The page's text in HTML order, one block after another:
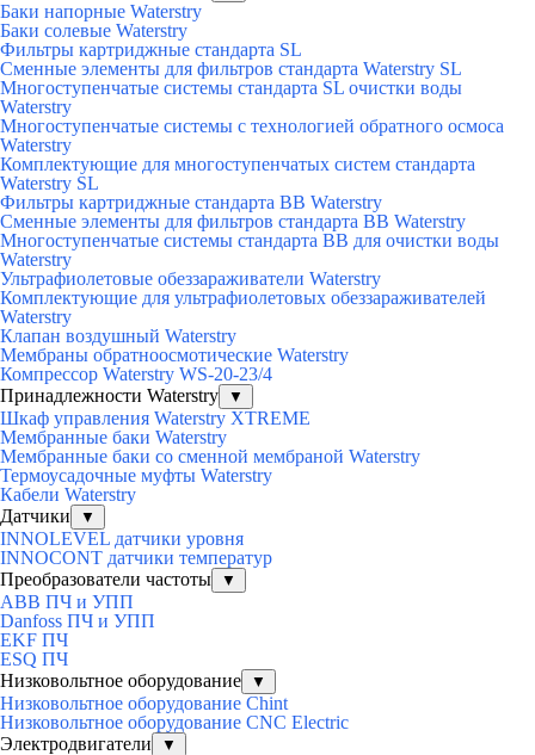
Баки напорные Waterstry
Баки солевые Waterstry
Фильтры картриджные стандарта SL
Cменные элементы для фильтров стандарта Waterstry SL
Многоступенчатые системы стандарта SL очистки воды
Waterstry
Многоступенчатые системы с технологией обратного осмоса
Waterstry
Комплектующие для многоступенчатых систем стандарта
Waterstry SL
Фильтры картриджные стандарта BB Waterstry
Cменные элементы для фильтров стандарта BB Waterstry
Многоступенчатые системы стандарта BB для очистки воды
Waterstry
Ультрафиолетовые обеззараживатели Waterstry
Комплектующие для ультрафиолетовых обеззараживателей
Waterstry
Клапан воздушный Waterstry
Мембраны обратноосмотические Waterstry
Компрессор Waterstry WS-20-23/4
Принадлежности Waterstry
▼
Шкаф управления Waterstry XTREME
Мембранные баки Waterstry
Мембранные баки со сменной мембраной Waterstry
Термоусадочные муфты Waterstry
Кабели Waterstry
Датчики
▼
INNOLEVEL датчики уровня
INNOCONT датчики температур
Преобразователи частоты
▼
ABB ПЧ и УПП
Danfoss ПЧ и УПП
EKF ПЧ
ESQ ПЧ
Низковольтное оборудование
▼
Низковольтное оборудование Chint
Низковольтное оборудование CNC Electric
Электродвигатели
▼